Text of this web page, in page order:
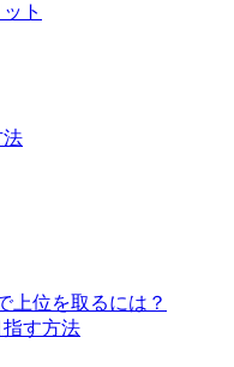
ト
法
上位を取るには？
す方法